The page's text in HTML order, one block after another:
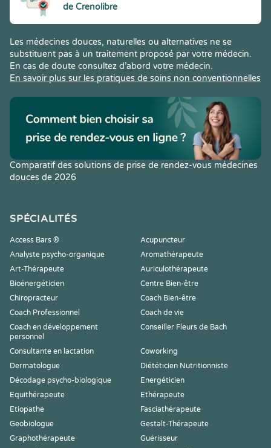
de Crenolibre
Les médecines douces, naturelles ou alternatives ne se
substituent pas à un traitement proposé par votre médecin.
En cas de doute consultez d’abord votre médecin.
En savoir plus sur les pratiques de soins non conventionnelles
Comparatif des solutions de prise de rendez-vous médecines
douces de 2026
SPÉCIALITÉS
Access Bars ®
Acupuncteur
Analyste psycho-organique
Aromathérapeute
Art-Thérapeute
Auriculothérapeute
Bioénergéticien
Centre Bien-être
Chiropracteur
Coach Bien-être
Coach Professionnel
Coach de vie
Coach en développement
personnel
Conseiller Fleurs de Bach
Consultante en lactation
Coworking
Dermatologue
Diététicien Nutritionniste
Décodage psycho-biologique
Energéticien
Equithérapeute
Ethérapeute
Etiopathe
Fasciathérapeute
Geobiologue
Gestalt-Thérapeute
Graphothérapeute
Guérisseur